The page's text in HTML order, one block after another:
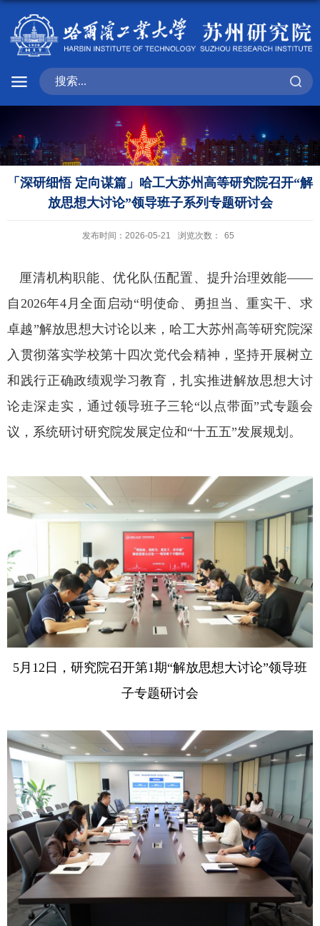
「深研细悟 定向谋篇」哈工大苏州高等研究院召开“解
放思想大讨论”领导班子系列专题研讨会
发布时间：2026-05-21 浏览次数： 65
厘清机构职能、优化队伍配置、提升治理效能——
自2026年4月全面启动“明使命、勇担当、重实干、求
卓越”解放思想大讨论以来，哈工大苏州高等研究院深
入贯彻落实学校第十四次党代会精神，坚持开展树立
和践行正确政绩观学习教育，扎实推进解放思想大讨
论走深走实，通过领导班子三轮“以点带面”式专题会
议，系统研讨研究院发展定位和“十五五”发展规划。
5月 12 日，研究院召开第1期“解放思想大讨论”领导班
子专题研讨会